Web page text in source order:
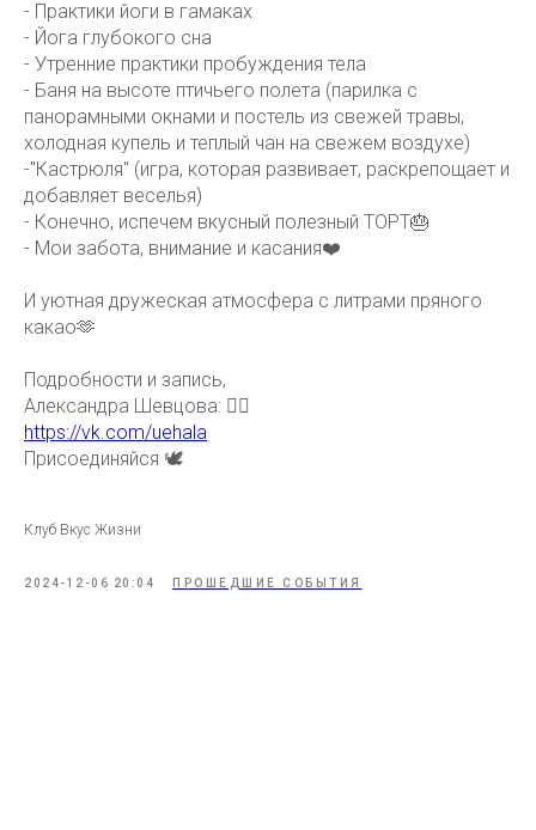
- Практики йоги в гамаках
- Йога глубокого сна
- Утренние практики пробуждения тела
- Баня на высоте птичьего полета (парилка с
панорамными окнами и постель из свежей травы,
холодная купель и теплый чан на свежем воздухе)
-"Кастрюля" (игра, которая развивает, раскрепощает и
добавляет веселья)
- Конечно, испечем вкусный полезный ТОРТ🎂
- Мои забота, внимание и касания❤️
И уютная дружеская атмосфера с литрами пряного
какао🫶
Подробности и запись,
Александра Шевцова: 👇🏻
https://vk.com/uehala
Присоединяйся 🕊️
Клуб Вкус Жизни
2024-12-06 20:04 ПРОШЕДШИЕ СОБЫТИЯ